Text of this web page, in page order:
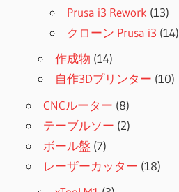
Prusa i3 Rework (13)
クローン Prusa i3 (14)
作成物 (14)
自作3Dプリンター (10)
CNCルーター (8)
テーブルソー (2)
ボール盤 (7)
レーザーカッター (18)